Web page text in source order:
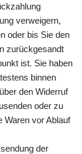
verweigern,
oder bis Sie den
zurückgesandt
ist. Sie haben
binnen
den Widerruf
oder zu
Waren vor Ablauf
der